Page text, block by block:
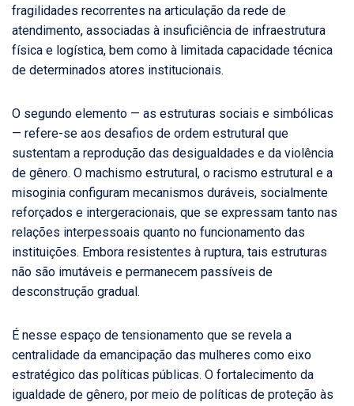
fragilidades recorrentes na articulação da rede de
atendimento, associadas à insuficiência de infraestrutura
física e logística, bem como à limitada capacidade técnica
de determinados atores institucionais.
O segundo elemento — as estruturas sociais e simbólicas
— refere-se aos desafios de ordem estrutural que
sustentam a reprodução das desigualdades e da violência
de gênero. O machismo estrutural, o racismo estrutural e a
misoginia configuram mecanismos duráveis, socialmente
reforçados e intergeracionais, que se expressam tanto nas
relações interpessoais quanto no funcionamento das
instituições. Embora resistentes à ruptura, tais estruturas
não são imutáveis e permanecem passíveis de
desconstrução gradual.
É nesse espaço de tensionamento que se revela a
centralidade da emancipação das mulheres como eixo
estratégico das políticas públicas. O fortalecimento da
igualdade de gênero, por meio de políticas de proteção às